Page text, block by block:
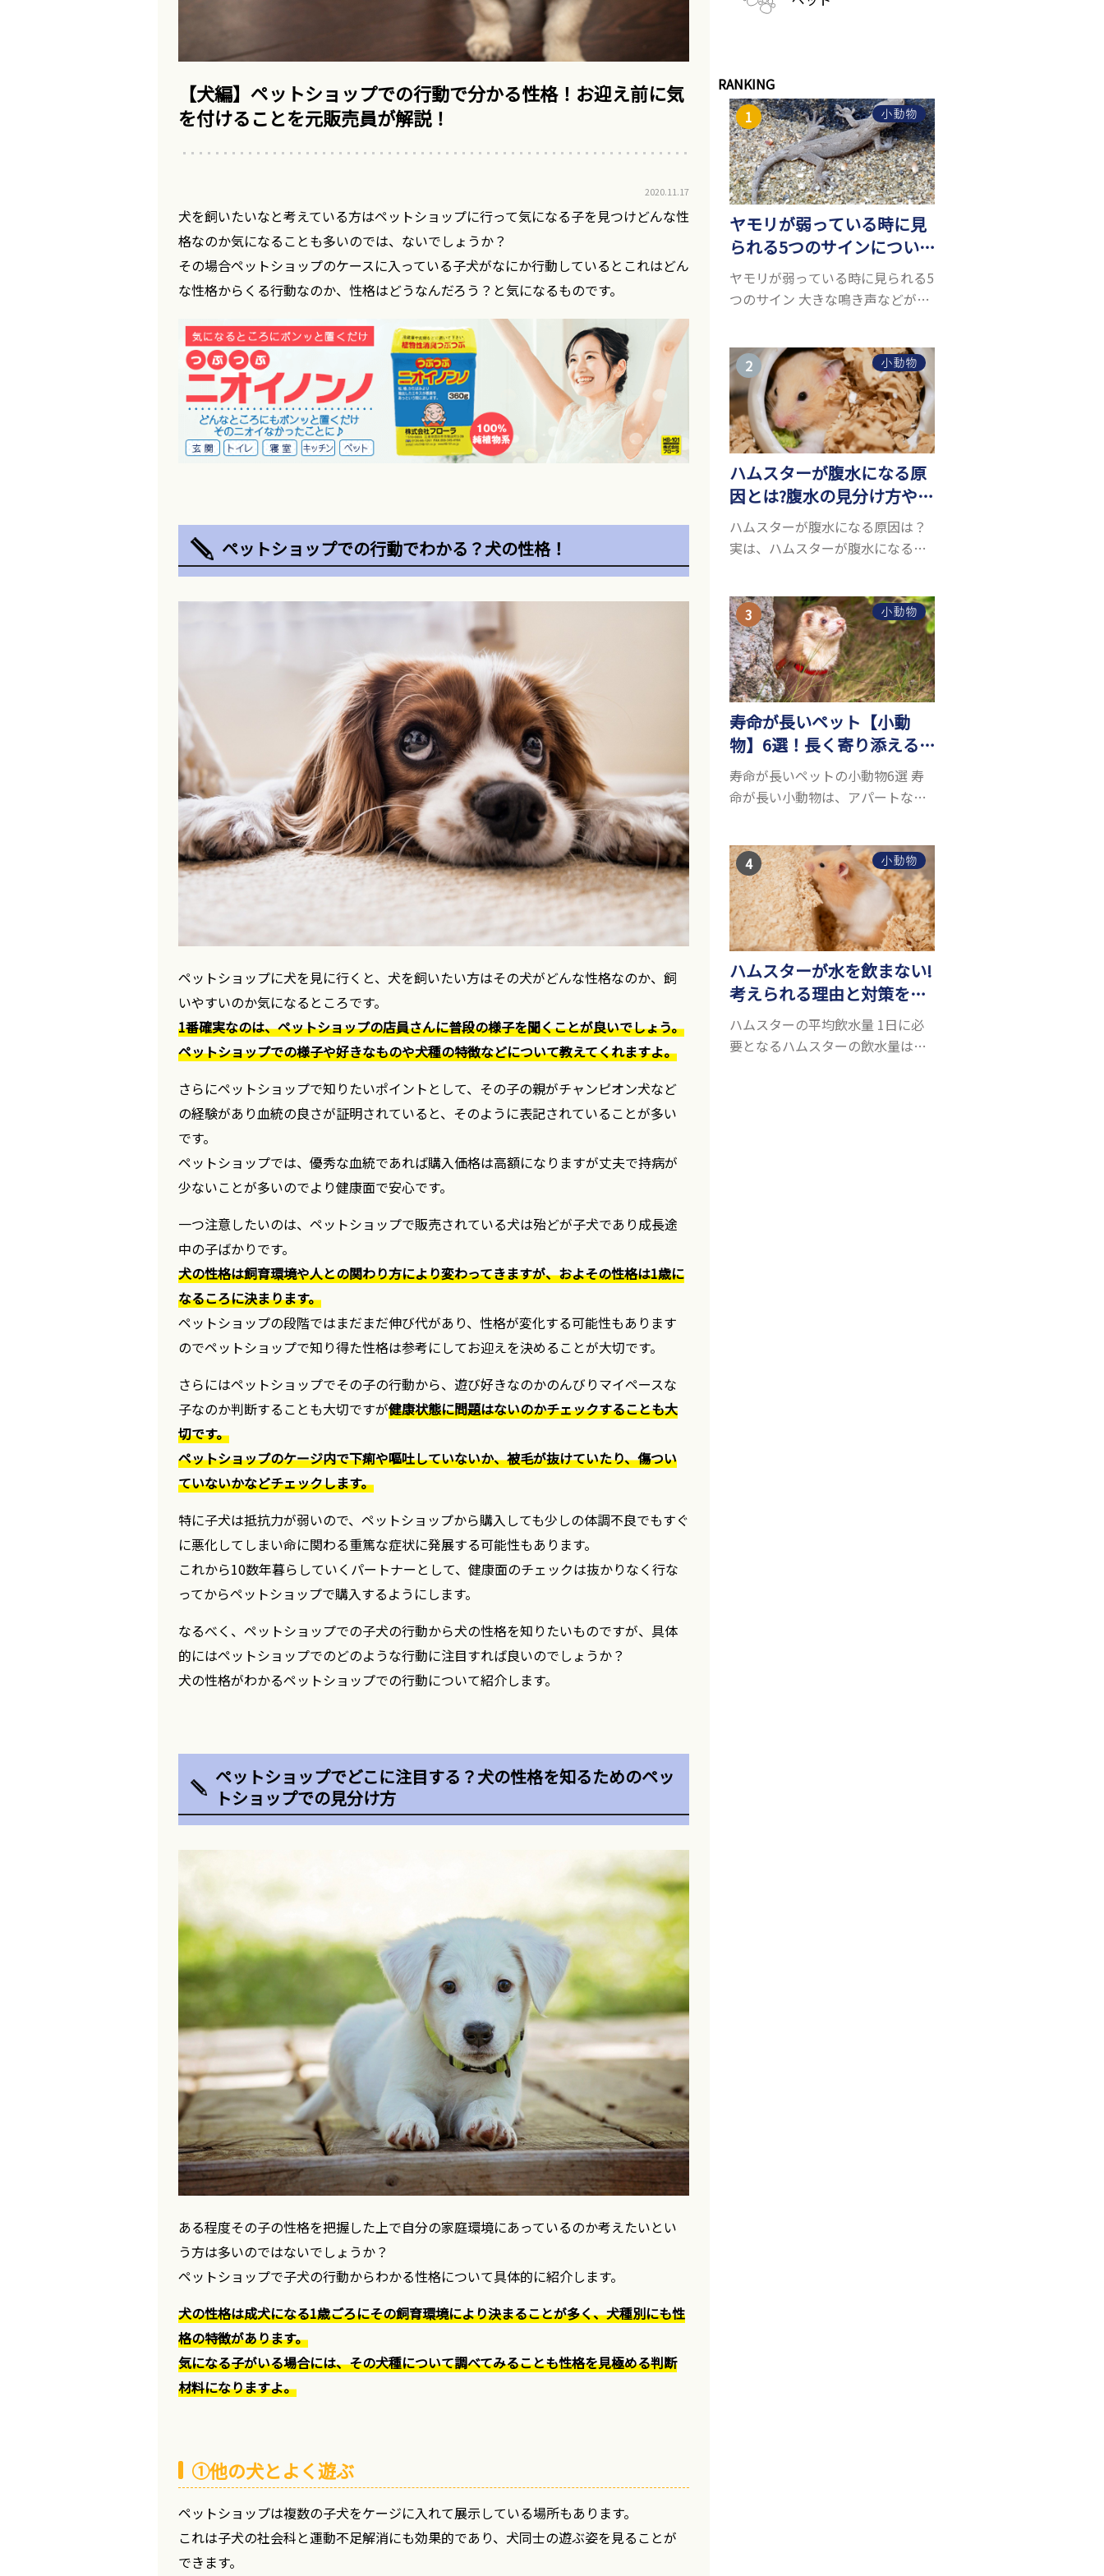
【犬編】ペットショップでの行動で分かる性格！お迎え前に気
を付けることを元販売員が解説！
2020.11.17
犬を飼いたいなと考えている方はペットショップに行って気になる子を見つけどんな性
格なのか気になることも多いのでは、ないでしょうか？
その場合ペットショップのケースに入っている子犬がなにか行動しているとこれはどん
な性格からくる行動なのか、性格はどうなんだろう？と気になるものです。
ペットショップでの行動でわかる？犬の性格！
ペットショップに犬を見に行くと、犬を飼いたい方はその犬がどんな性格なのか、飼
いやすいのか気になるところです。
1番確実なのは、ペットショップの店員さんに普段の様子を聞くことが良いでしょう。
ペットショップでの様子や好きなものや犬種の特徴などについて教えてくれますよ。
さらにペットショップで知りたいポイントとして、その子の親がチャンピオン犬など
の経験があり血統の良さが証明されていると、そのように表記されていることが多い
です。
ペットショップでは、優秀な血統であれば購入価格は高額になりますが丈夫で持病が
少ないことが多いのでより健康面で安心です。
一つ注意したいのは、ペットショップで販売されている犬は殆どが子犬であり成長途
中の子ばかりです。
犬の性格は飼育環境や人との関わり方により変わってきますが、およその性格は1歳に
なるころに決まります。
ペットショップの段階ではまだまだ伸び代があり、性格が変化する可能性もあります
のでペットショップで知り得た性格は参考にしてお迎えを決めることが大切です。
さらにはペットショップでその子の行動から、遊び好きなのかのんびりマイペースな
子なのか判断することも大切ですが健康状態に問題はないのかチェックすることも大
切です。
ペットショップのケージ内で下痢や嘔吐していないか、被毛が抜けていたり、傷つい
ていないかなどチェックします。
特に子犬は抵抗力が弱いので、ペットショップから購入しても少しの体調不良でもすぐ
に悪化してしまい命に関わる重篤な症状に発展する可能性もあります。
これから10数年暮らしていくパートナーとして、健康面のチェックは抜かりなく行な
ってからペットショップで購入するようにします。
なるべく、ペットショップでの子犬の行動から犬の性格を知りたいものですが、具体
的にはペットショップでのどのような行動に注目すれば良いのでしょうか？
犬の性格がわかるペットショップでの行動について紹介します。
ペットショップでどこに注目する？犬の性格を知るためのペッ
トショップでの見分け方
ある程度その子の性格を把握した上で自分の家庭環境にあっているのか考えたいとい
う方は多いのではないでしょうか？
ペットショップで子犬の行動からわかる性格について具体的に紹介します。
犬の性格は成犬になる1歳ごろにその飼育環境により決まることが多く、犬種別にも性
格の特徴があります。
気になる子がいる場合には、その犬種について調べてみることも性格を見極める判断
材料になりますよ。
①他の犬とよく遊ぶ
ペットショップは複数の子犬をケージに入れて展示している場所もあります。
これは子犬の社会科と運動不足解消にも効果的であり、犬同士の遊ぶ姿を見ることが
できます。
RANKING
小動物
ヤモリが弱っている時に見
られる5つのサインについ
て詳しくご紹介！
ヤモリが弱っている時に見られる5
つのサイン 大きな鳴き声などがな
して人気が高まっているヤモリを
お迎えしたいと思う人も多いので
はないでしょうか...
小動物
ハムスターが腹水になる原
因とは?腹水の見分け方や対
処方法を解説
ハムスターが腹水になる原因は？
実は、ハムスターが腹水になる原
しいため、難しい検査を気軽にす
ることができないためです。 腹水
になる理由はさま...
小動物
寿命が長いペット【小動
物】6選！長く寄り添える
小動物はいる？
寿命が長いペットの小動物6選 寿
命が長い小動物は、アパートなど
気が高いです。 以下では寿命が長
い小動物6選を紹介！種類ごとに特
徴や飼育のポイ...
小動物
ハムスターが水を飲まない!
考えられる理由と対策を解
説
ハムスターの平均飲水量 1日に必
要となるハムスターの飲水量は、